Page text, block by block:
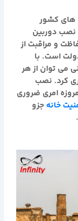
های کشور
نصب دوربین
و مراقبت از
است. با
می توان از هر
کرد. نصب
امری ضروری
خانه جزو